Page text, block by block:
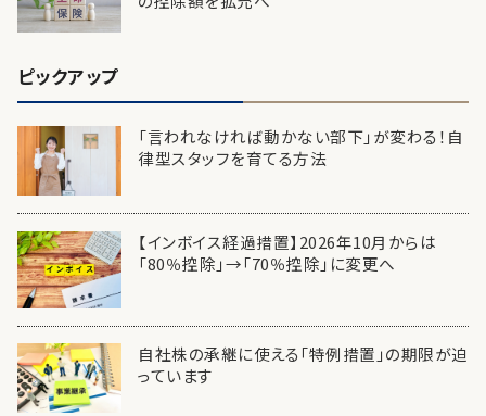
ピックアップ
「言われなければ動かない部下」が変わる！自
律型スタッフを育てる方法
【インボイス経過措置】2026年10月からは
「80％控除」→「70％控除」に変更へ
自社株の承継に使える「特例措置」の期限が迫
っています